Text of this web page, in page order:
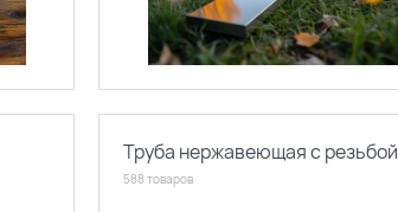
Труба нержавеющая с резьбой
588 товаров